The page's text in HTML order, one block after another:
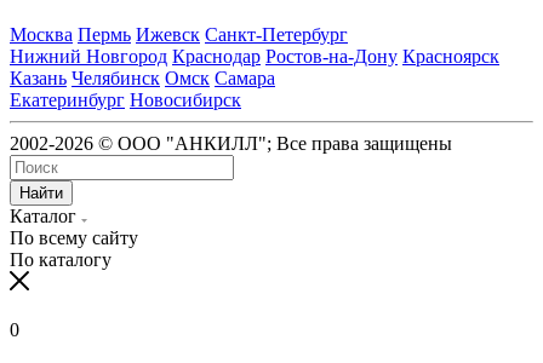
Москва Пермь Ижевск Санкт-Петербург
Нижний Новгород Краснодар Ростов-на-Дону Красноярск
Казань Челябинск Омск Самара
Екатеринбург Новосибирск
2002-2026 © ООО "АНКИЛЛ"; Все права защищены
Найти
Каталог
По всему сайту
По каталогу
0